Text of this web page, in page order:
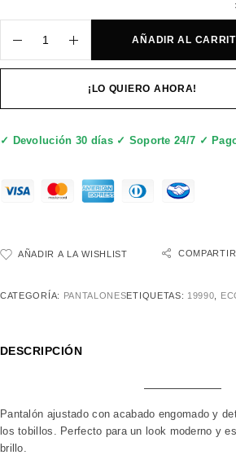
AÑADIR AL
¡LO QUIERO AHORA!
✓ Devolución 30 días ✓ Soporte 24/7 ✓
AÑADIR A LA WISHLIST COMPARTIR
CATEGORÍA: PANTALONESETIQUETAS: 19990
DESCRIPCIÓN
Pantalón ajustado con acabado engomado y
los tobillos. Perfecto para un look moderno y
brillo.